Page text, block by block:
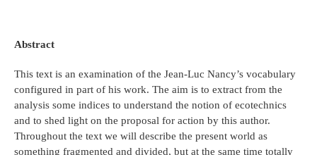
Abstract
This text is an examination of the Jean-Luc Nancy’s vocabulary
configured in part of his work. The aim is to extract from the
analysis some indices to understand the notion of ecotechnics
and to shed light on the proposal for action by this author.
Throughout the text we will describe the present world as
something fragmented and divided, but at the same time totally